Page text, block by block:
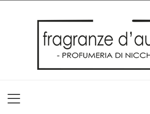
Utilizziamo i cookie per offrirti la migliore
sul nostro sito web. Cliccando su OK,
politica sui cookie. Se desideri modificare
cookie, puoi farlo